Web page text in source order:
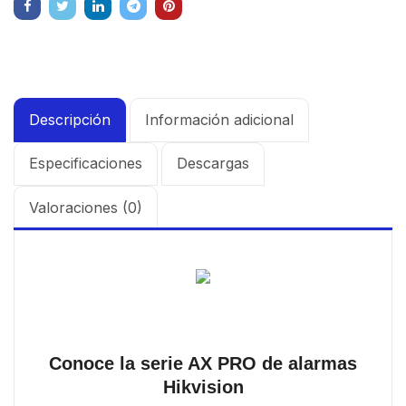
Descripción Información adicional
Especificaciones Descargas
Valoraciones (0)
Conoce la serie AX PRO de alarmas
Hikvision